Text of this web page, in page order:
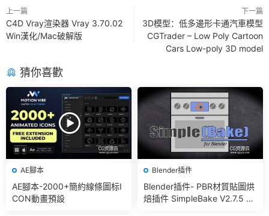
上一篇
C4D Vray渲染器 Vray 3.70.02
Win漢化/Mac破解版
下一篇
3D模型：低多邊形卡通汽車模型
CGTrader – Low Poly Cartoon
Cars Low-poly 3D model
猜你喜歡
AE腳本
AE腳本-2000+簡約線條圖标I
CON動畫預設
Blender插件
Blender插件- PBR材質貼圖烘
焙插件 SimpleBake V2.7.5 –